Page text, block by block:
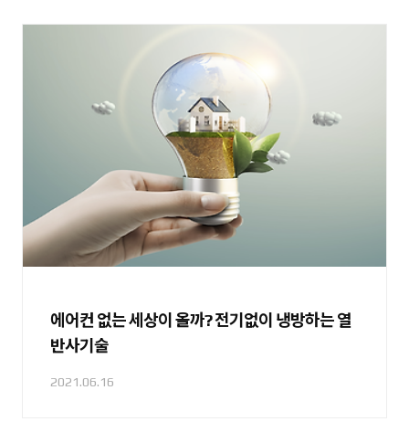
에어컨 없는 세상이 올까? 전기없이 냉방하는 열
반사기술
2021.06.16